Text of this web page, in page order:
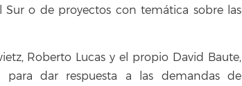
Sur o de proyectos con temática sobre las
Roberto Lucas y el propio David Baute,
para dar respuesta a las demandas de